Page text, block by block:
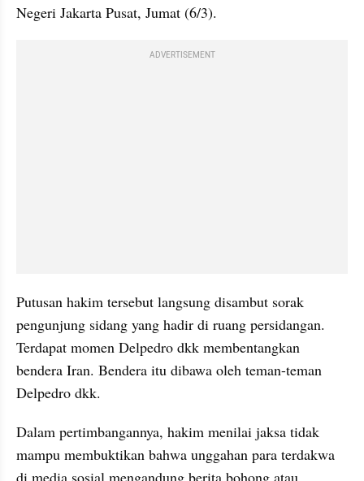
Negeri Jakarta Pusat, Jumat (6/3).
ADVERTISEMENT
Putusan hakim tersebut langsung disambut sorak
pengunjung sidang yang hadir di ruang persidangan.
Terdapat momen Delpedro dkk membentangkan
bendera Iran. Bendera itu dibawa oleh teman-teman
Delpedro dkk.
Dalam pertimbangannya, hakim menilai jaksa tidak
mampu membuktikan bahwa unggahan para terdakwa
di media sosial mengandung berita bohong atau